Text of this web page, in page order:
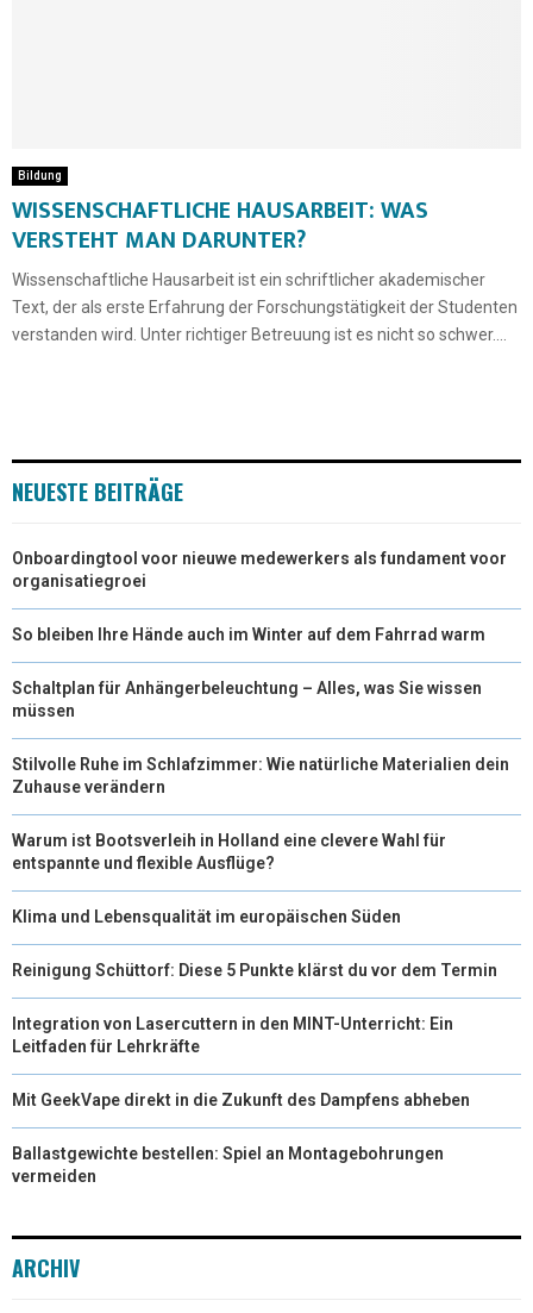
Bildung
WISSENSCHAFTLICHE HAUSARBEIT: WAS
VERSTEHT MAN DARUNTER?
Wissenschaftliche Hausarbeit ist ein schriftlicher akademischer
Text, der als erste Erfahrung der Forschungstätigkeit der Studenten
verstanden wird. Unter richtiger Betreuung ist es nicht so schwer....
NEUESTE BEITRÄGE
Onboardingtool voor nieuwe medewerkers als fundament voor
organisatiegroei
So bleiben Ihre Hände auch im Winter auf dem Fahrrad warm
Schaltplan für Anhängerbeleuchtung – Alles, was Sie wissen
müssen
Stilvolle Ruhe im Schlafzimmer: Wie natürliche Materialien dein
Zuhause verändern
Warum ist Bootsverleih in Holland eine clevere Wahl für
entspannte und flexible Ausflüge?
Klima und Lebensqualität im europäischen Süden
Reinigung Schüttorf: Diese 5 Punkte klärst du vor dem Termin
Integration von Lasercuttern in den MINT-Unterricht: Ein
Leitfaden für Lehrkräfte
Mit GeekVape direkt in die Zukunft des Dampfens abheben
Ballastgewichte bestellen: Spiel an Montagebohrungen
vermeiden
ARCHIV